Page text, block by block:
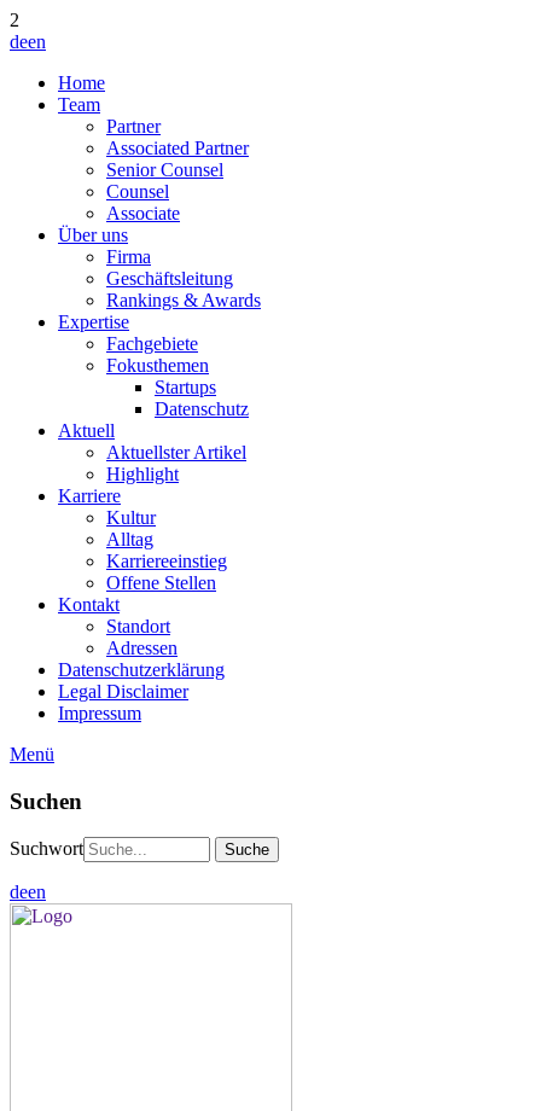
2
deen
Home
Team
Partner
Associated Partner
Senior Counsel
Counsel
Associate
Über uns
Firma
Geschäftsleitung
Rankings & Awards
Expertise
Fachgebiete
Fokusthemen
Startups
Datenschutz
Aktuell
Aktuellster Artikel
Highlight
Karriere
Kultur
Alltag
Karriereeinstieg
Offene Stellen
Kontakt
Standort
Adressen
Datenschutzerklärung
Legal Disclaimer
Impressum
Menü
Suchen
Suchwort
deen